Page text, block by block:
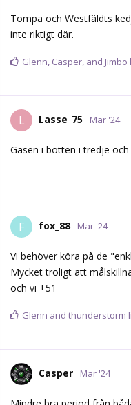
Tompa och Westfäldts
inte riktigt där.
Glenn, Casper, and Jimbo
L Lasse_75 Mar '24
Gasen i botten i tredje
F fox_88 Mar '24
Vi behöver köra på de
Mycket troligt att
och vi +51
Glenn and thunderstorm
Casper Mar '24